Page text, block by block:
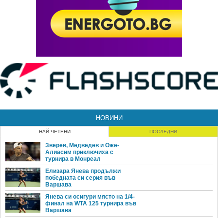
НОВИНИ
НАЙ-ЧЕТЕНИ ПОСЛЕДНИ
Зверев, Медведев и Оже-
Алиасим приключиха с
турнира в Монреал
Елизара Янева продължи
победната си серия във
Варшава
Янева си осигури място на 1/4-
финал на WTA 125 турнира във
Варшава